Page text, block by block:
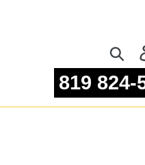
819 824-